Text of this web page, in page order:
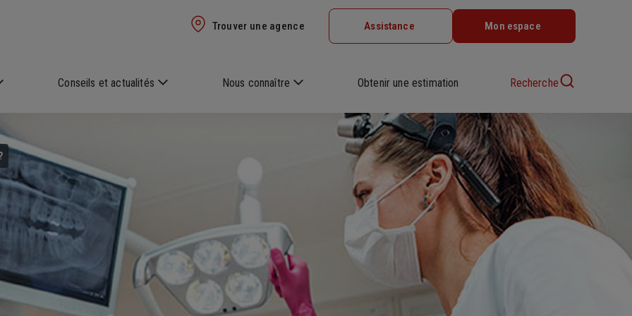
Trouver une agence Assistance Mon espace
Conseils et actualités Nous connaître Obtenir une estimation Recherche